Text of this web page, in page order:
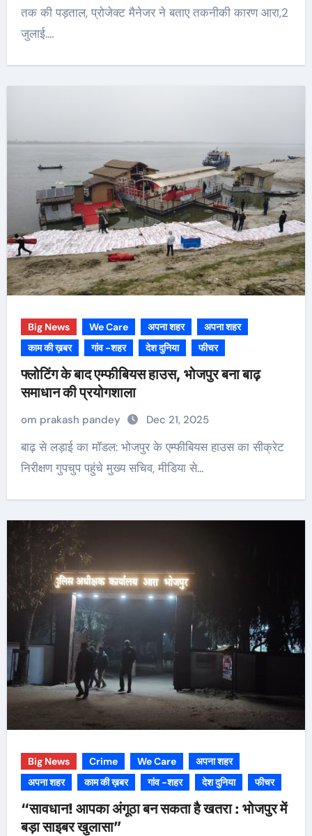
तक की पड़ताल, प्रोजेक्ट मैनेजर ने बताए तकनीकी कारण आरा,2
जुलाई.…
Big News We Care अपना शहर
अपना शहर
काम की ख़बर
गांव -शहर देश दुनिया फीचर
फ्लोटिंग के बाद एम्फीबियस हाउस, भोजपुर बना बाढ़
समाधान की प्रयोगशाला
om prakash pandey Dec 21, 2025
बाढ़ से लड़ाई का मॉडल: भोजपुर के एम्फीबियस हाउस का सीक्रेट
निरीक्षण गुपचुप पहुंचे मुख्य सचिव, मीडिया से…
Big News Crime We Care
अपना शहर
अपना शहर
काम की ख़बर गांव -शहर देश दुनिया फीचर
“सावधान! आपका अंगूठा बन सकता है खतरा : भोजपुर में
बड़ा साइबर खुलासा”